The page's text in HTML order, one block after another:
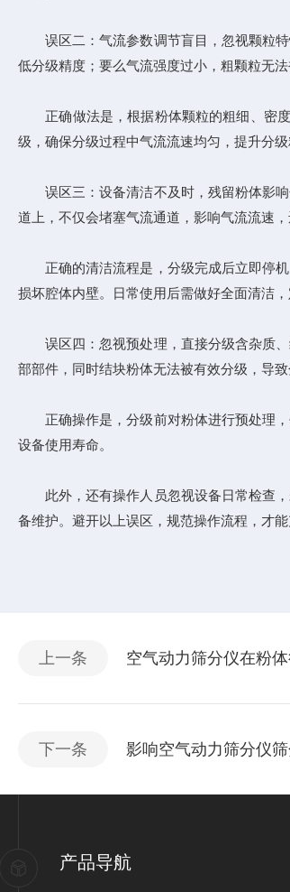
误区二：气流参数调节盲目，忽视颗粒特
低分级精度；要么气流强度过小，粗颗粒无
正确做法是，根据粉体颗粒的粗细、密度
级，确保分级过程中气流流速均匀，提升分级
误区三：设备清洁不及时，残留粉体影响
道上，不仅会堵塞气流通道，影响气流流速
正确的清洁流程是，分级完成后立即停机
损坏腔体内壁。日常使用后需做好全面清洁
误区四：忽视预处理，直接分级含杂质、
部部件，同时结块粉体无法被有效分级，导
正确操作是，分级前对粉体进行预处理，
设备使用寿命。
此外，还有操作人员忽视设备日常检查，
备维护。避开以上误区，规范操作流程，才
上一条 空气动力筛分仪在粉
下一条 影响空气动力筛分仪
产品导航